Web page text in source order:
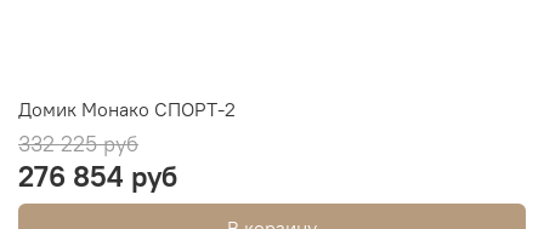
Домик Монако СПОРТ-2
332 225 руб
276 854 руб